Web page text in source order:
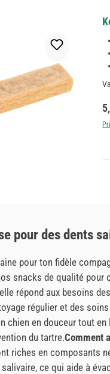
pour des dents
pour ton fidèle
snacks de qualité
répond aux besoins
régulier et des
en douceur tout
du tartre.Comment
riches en
ce qui aide à